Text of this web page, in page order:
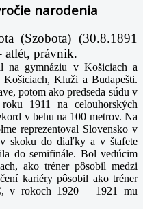
narodenia
(Szobota) (30.8.1891
atlét, právnik.
na gymnáziu v Košiciach a
Kluži a Budapešti.
potom ako predseda súdu v
1911 na celouhorských
v behu na 100 metrov. Na
reprezentoval Slovensko v
skoku do diaľky a v štafete
do semifinále. Bol vedúcim
ako tréner pôsobil medzi
kariéry pôsobil ako tréner
v rokoch 1920 – 1921 mu